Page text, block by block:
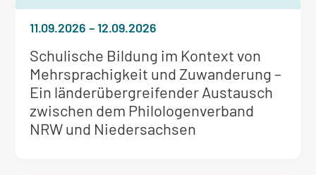
Weitere
Informationen
zum
Seminar:
Schulische Bildung im Kontext von
Mehrsprachigkeit und Zuwanderung –
Ein länderübergreifender Austausch
zwischen dem Philologenverband
NRW und Niedersachsen
11.09.2026–12.09.2026